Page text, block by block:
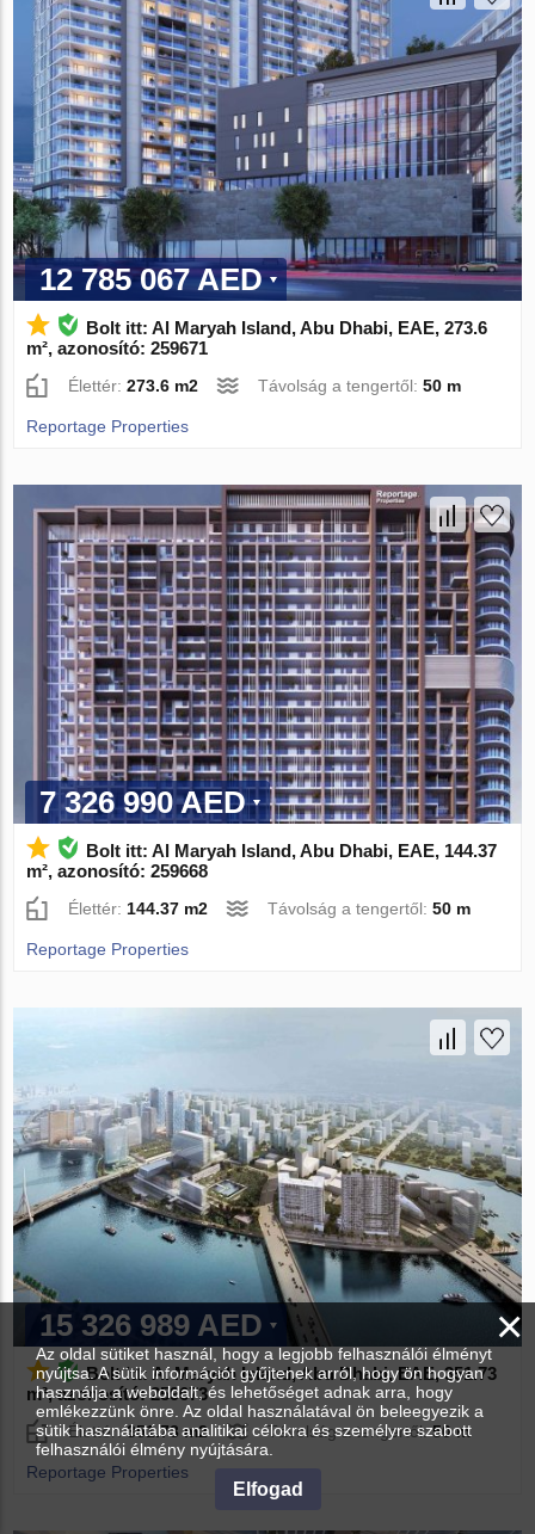
12 785 067 AED
Bolt itt: Al Maryah Island, Abu Dhabi, EAE, 273.6
m², azonosító: 259671
Élettér:273.6 m2 Távolság a tengertől:50 m
Reportage Properties
7 326 990 AED
Bolt itt: Al Maryah Island, Abu Dhabi, EAE, 144.37
m², azonosító: 259668
Élettér: 144.37 m2 Távolság a tengertől:50 m
Reportage Properties
15 326 989 AED
Bolt itt: Al Maryah Island, Abu Dhabi, EAE, 351.73
m², azonosító: 259673
Élettér:351.73 m2 Távolság a tengertől:50 m
Reportage Properties
×
Az oldal sütiket használ, hogy a legjobb felhasználói élményt
nyújtsa. A sütik információt gyűjtenek arról, hogy ön hogyan
használja a weboldalt, és lehetőséget adnak arra, hogy
emlékezzünk önre. Az oldal használatával ön beleegyezik a
sütik használatába analitikai célokra és személyre szabott
felhasználói élmény nyújtására.
Elfogad